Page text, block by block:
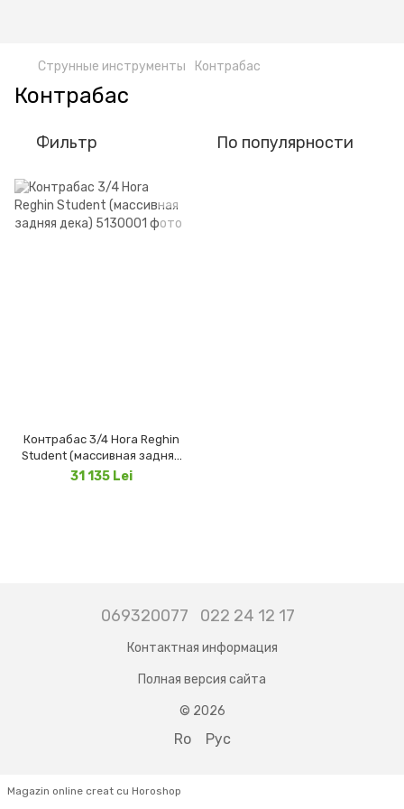
Струнные инструменты Контрабас
Контрабас
Фильтр По популярности
Контрабас 3/4 Hora Reghin
Student (массивная задняя
дека)
31 135 Lei
069320077 022 24 12 17
Контактная информация
Полная версия сайта
© 2026
Ro Рус
Magazin online creat cu Horoshop